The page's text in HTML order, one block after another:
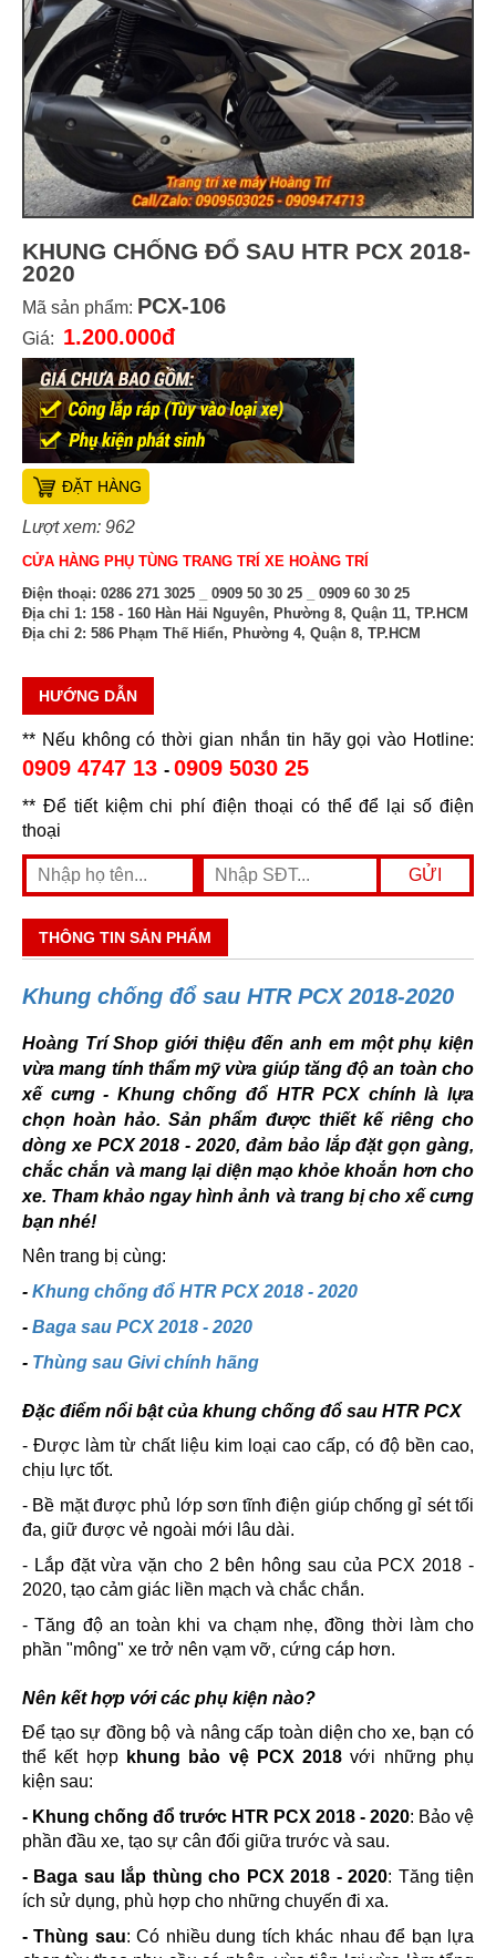
KHUNG CHỐNG ĐỔ SAU HTR PCX 2018-
2020
Mã sản phẩm: PCX-106
Giá: 1.200.000đ
ĐẶT HÀNG
Lượt xem: 962
CỬA HÀNG PHỤ TÙNG TRANG TRÍ XE HOÀNG TRÍ
Điện thoại: 0286 271 3025 _ 0909 50 30 25 _ 0909 60 30 25
Địa chỉ 1: 158 - 160 Hàn Hải Nguyên, Phường 8, Quận 11, TP.HCM
Địa chỉ 2: 586 Phạm Thế Hiển, Phường 4, Quận 8, TP.HCM
HƯỚNG DẪN
** Nếu không có thời gian nhắn tin hãy gọi vào Hotline:
0909 4747 13 - 0909 5030 25
** Để tiết kiệm chi phí điện thoại có thể để lại số điện
thoại
THÔNG TIN SẢN PHẨM
Khung chống đổ sau HTR PCX 2018-2020
Hoàng Trí Shop giới thiệu đến anh em một phụ kiện
vừa mang tính thẩm mỹ vừa giúp tăng độ an toàn cho
xế cưng - Khung chống đổ HTR PCX chính là lựa
chọn hoàn hảo. Sản phẩm được thiết kế riêng cho
dòng xe PCX 2018 - 2020, đảm bảo lắp đặt gọn gàng,
chắc chắn và mang lại diện mạo khỏe khoắn hơn cho
xe. Tham khảo ngay hình ảnh và trang bị cho xế cưng
bạn nhé!
Nên trang bị cùng:
- Khung chống đổ HTR PCX 2018 - 2020
- Baga sau PCX 2018 - 2020
- Thùng sau Givi chính hãng
Đặc điểm nổi bật của khung chống đổ sau HTR PCX
- Được làm từ chất liệu kim loại cao cấp, có độ bền cao,
chịu lực tốt.
- Bề mặt được phủ lớp sơn tĩnh điện giúp chống gỉ sét tối
đa, giữ được vẻ ngoài mới lâu dài.
- Lắp đặt vừa vặn cho 2 bên hông sau của PCX 2018 -
2020, tạo cảm giác liền mạch và chắc chắn.
- Tăng độ an toàn khi va chạm nhẹ, đồng thời làm cho
phần "mông" xe trở nên vạm vỡ, cứng cáp hơn.
Nên kết hợp với các phụ kiện nào?
Để tạo sự đồng bộ và nâng cấp toàn diện cho xe, bạn có
thể kết hợp khung bảo vệ PCX 2018 với những phụ
kiện sau:
- Khung chống đổ trước HTR PCX 2018 - 2020: Bảo vệ
phần đầu xe, tạo sự cân đối giữa trước và sau.
- Baga sau lắp thùng cho PCX 2018 - 2020: Tăng tiện
ích sử dụng, phù hợp cho những chuyến đi xa.
- Thùng sau: Có nhiều dung tích khác nhau để bạn lựa